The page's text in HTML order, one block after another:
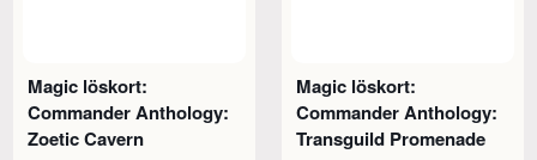
Magic löskort:
Commander Anthology:
Zoetic Cavern
Magic löskort:
Commander Anthology:
Transguild Promenade